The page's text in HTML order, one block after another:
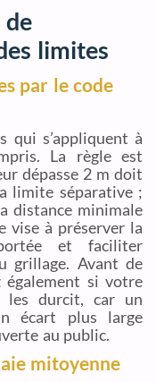
de
limites
par le code
qui s’appliquent à
La règle est
dépasse 2 m doit
limite séparative ;
distance minimale
vise à préserver la
et faciliter
grillage. Avant de
si votre
les durcit, car un
écart plus large
au public.
mitoyenne